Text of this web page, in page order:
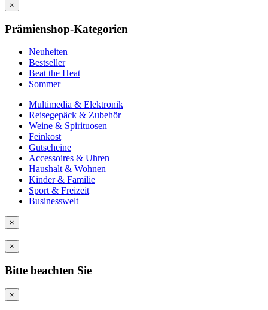
×
Prämienshop-Kategorien
Neuheiten
Bestseller
Beat the Heat
Sommer
Multimedia & Elektronik
Reisegepäck & Zubehör
Weine & Spirituosen
Feinkost
Gutscheine
Accessoires & Uhren
Haushalt & Wohnen
Kinder & Familie
Sport & Freizeit
Businesswelt
×
×
Bitte beachten Sie
×